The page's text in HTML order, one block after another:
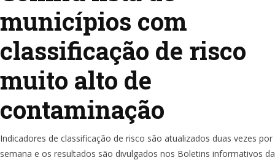
municípios com
classificação de risco
muito alto de
contaminação
Indicadores de classificação de risco são atualizados duas vezes por
semana e os resultados são divulgados nos Boletins informativos da